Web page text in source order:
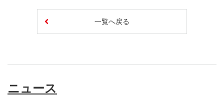
一覧へ戻る
ニュース